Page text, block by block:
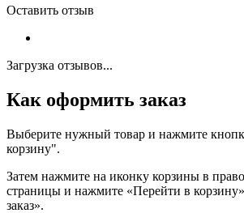
Оставить отзыв
Загрузка отзывов...
Как оформить заказ
Выберите нужный товар и нажмите
корзину".
Затем нажмите на иконку корзины в
страницы и нажмите «Перейти в
заказ».